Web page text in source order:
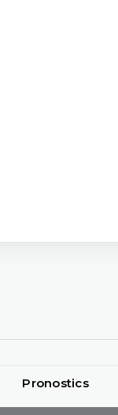
Pronostics